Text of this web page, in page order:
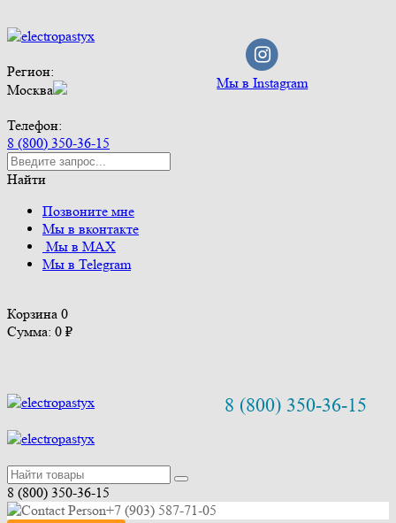
Регион:
Москва
Телефон:
8 (800) 350-36-15
Найти
Позвоните мне
Мы в вконтакте
Мы в MAX
Мы в Telegram
Корзина 0
Сумма: 0 ₽
8 (800) 350-36-15
8 (800) 350-36-15
+7 (903) 587-71-05
Мы в Instagram